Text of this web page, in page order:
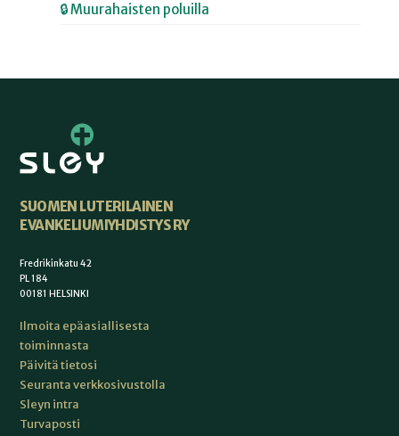
🔒 Muurahaisten poluilla
SUOMEN LUTERILAINEN
EVANKELIUMIYHDISTYS RY
Fredrikinkatu 42
PL 184
00181 HELSINKI
Ilmoita epäasiallisesta
toiminnasta
Päivitä tietosi
Seuranta verkkosivustolla
Sleyn intra
Turvaposti